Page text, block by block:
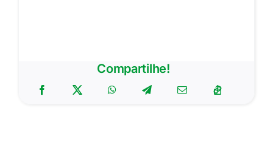
Compartilhe!